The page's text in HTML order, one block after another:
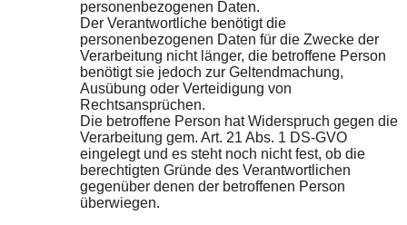
personenbezogenen Daten.
Der Verantwortliche benötigt die
personenbezogenen Daten für die Zwecke der
Verarbeitung nicht länger, die betroffene Person
benötigt sie jedoch zur Geltendmachung,
Ausübung oder Verteidigung von
Rechtsansprüchen.
Die betroffene Person hat Widerspruch gegen die
Verarbeitung gem. Art. 21 Abs. 1 DS-GVO
eingelegt und es steht noch nicht fest, ob die
berechtigten Gründe des Verantwortlichen
gegenüber denen der betroffenen Person
überwiegen.